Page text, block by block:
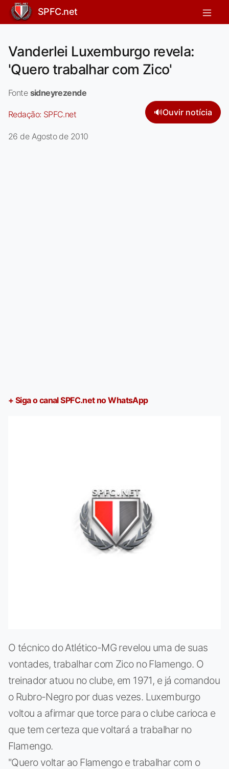
SPFC.net
Vanderlei Luxemburgo revela:
'Quero trabalhar com Zico'
Fonte sidneyrezende
Redação: SPFC.net 🔊Ouvir notícia
26 de Agosto de 2010
+ Siga o canal SPFC.net no WhatsApp
O técnico do Atlético-MG revelou uma de suas
vontades, trabalhar com Zico no Flamengo. O
treinador atuou no clube, em 1971, e já comandou
o Rubro-Negro por duas vezes. Luxemburgo
voltou a afirmar que torce para o clube carioca e
que tem certeza que voltará a trabalhar no
Flamengo.
"Quero voltar ao Flamengo e trabalhar com o